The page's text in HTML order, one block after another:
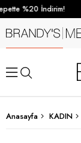
%20 İndirim!
Anasayfa KADIN